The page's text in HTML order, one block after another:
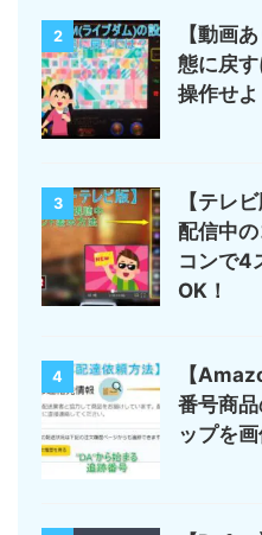
2
【動画
態に戻
操作せよ
3
【テレ
配信中
コンで4
OK！
4
【
番号商
ップを